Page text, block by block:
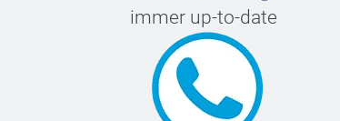
immer up-to-date